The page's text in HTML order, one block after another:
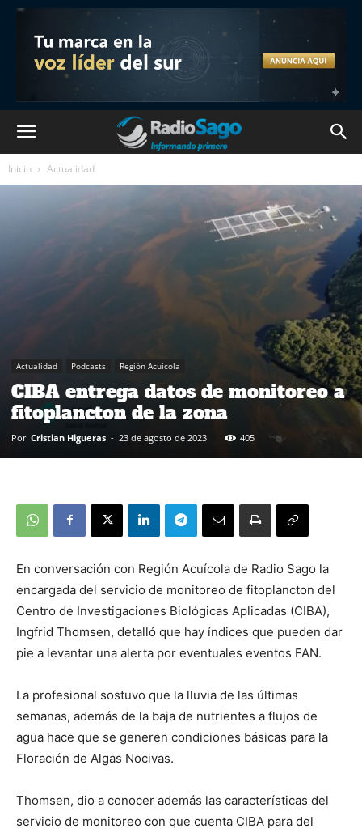
Inicio Actualidad
Actualidad Podcasts Región Acuícola
CIBA entrega datos de monitoreo a
fitoplancton de la zona
Por Cristian Higueras - 23 de agosto de 2023 405
En conversación con Región Acuícola de Radio Sago la
encargada del servicio de monitoreo de fitoplancton del
Centro de Investigaciones Biológicas Aplicadas (CIBA),
Ingfrid Thomsen, detalló que hay índices que pueden dar
pie a levantar una alerta por eventuales eventos FAN.
La profesional sostuvo que la lluvia de las últimas
semanas, además de la baja de nutrientes a flujos de
agua hace que se generen condiciones básicas para la
Floración de Algas Nocivas.
Thomsen, dio a conocer además las características del
servicio de monitoreo con que cuenta CIBA para del